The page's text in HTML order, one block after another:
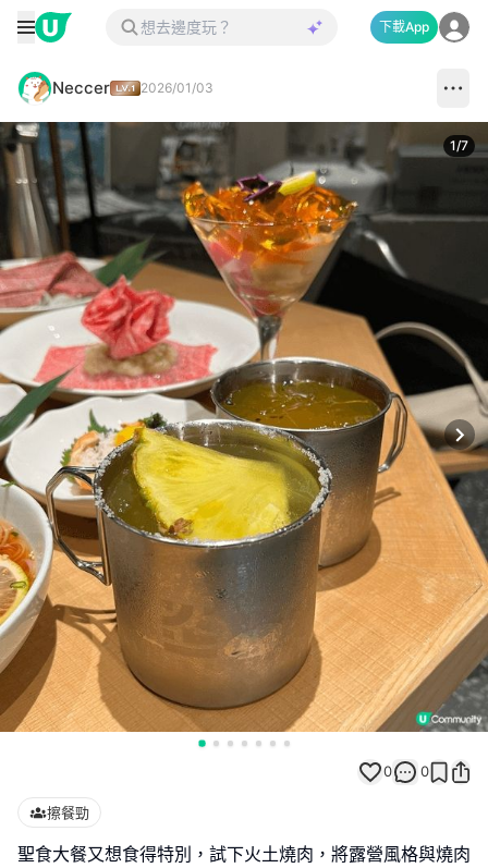
下載App
Neccer 2026/01/03
1/7
0 0
擦餐勁
聖食大餐又想食得特別，試下火土燒肉，將露營風格與燒肉